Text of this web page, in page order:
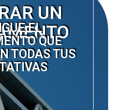
UN
EL
QUE
TODAS TUS